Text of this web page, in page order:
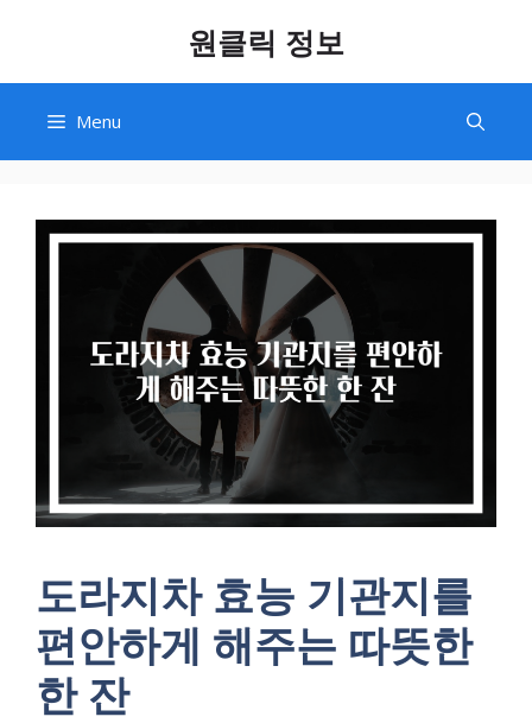
content
원클릭 정보
Menu
도라지차 효능 기관지를
편안하게 해주는 따뜻한
한 잔